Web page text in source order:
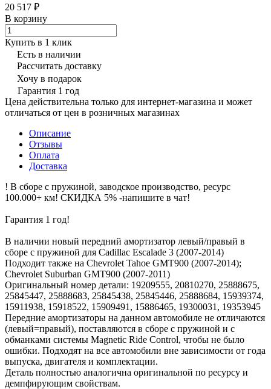
20 517 ₽
В корзину
Купить в 1 клик
Есть в наличии
Рассчитать доставку
Хочу в подарок
Гарантия 1 год
Цена действительна только для интернет-магазина и может
отличаться от цен в розничных магазинах
Описание
Отзывы
Оплата
Доставка
! В сборе с пружиной, заводское производство, ресурс
100.000+ км! СКИДКА 5% -напишите в чат!
Гарантия 1 год!
В наличии новый передний амортизатор левый/правый в
сборе с пружиной для Cadillac Escalade 3 (2007-2014)
Подходит также на Chevrolet Tahoe GMT900 (2007-2014);
Chevrolet Suburban GMT900 (2007-2011)
Оригинальный номер детали: 19209555, 20810270, 25888675,
25845447, 25888683, 25845438, 25845446, 25888684, 15939374,
15911938, 15918522, 15909491, 15886465, 19300031, 19353945
Передние амортизаторы на данном автомобиле не отличаются
(левый=правый), поставляются в сборе с пружиной и с
обманками системы Magnetic Ride Control, чтобы не было
ошибки. Подходят на все автомобили вне зависимости от года
выпуска, двигателя и комплектации.
Деталь полностью аналогична оригинальной по ресурсу и
демпфирующим свойствам.